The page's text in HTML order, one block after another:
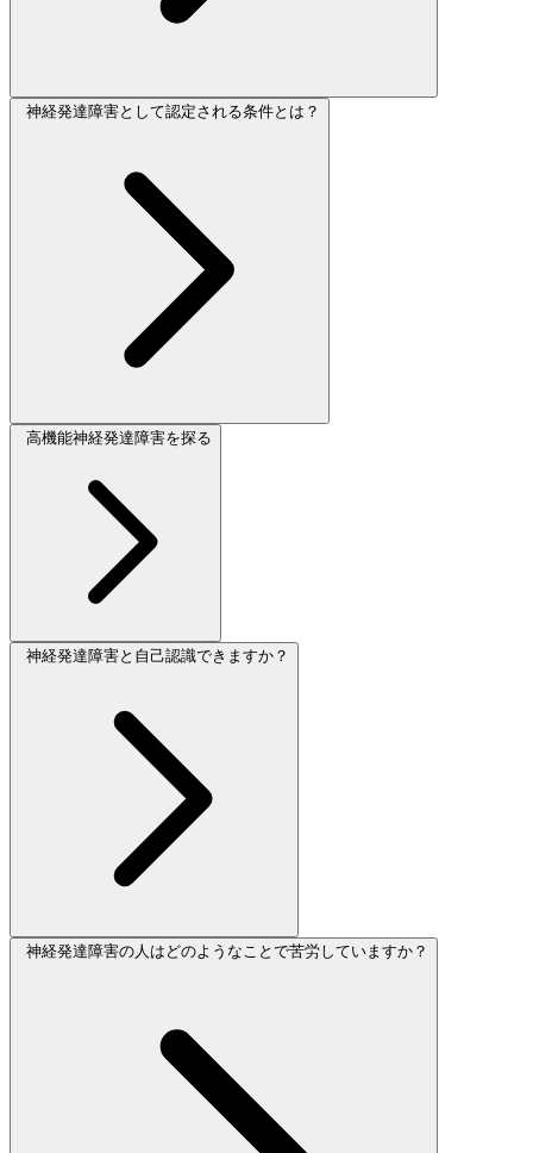
神経発達障害として認定される条件とは？
高機能神経発達障害を探る
神経発達障害と自己認識できますか？
神経発達障害の人はどのようなことで苦労していますか？